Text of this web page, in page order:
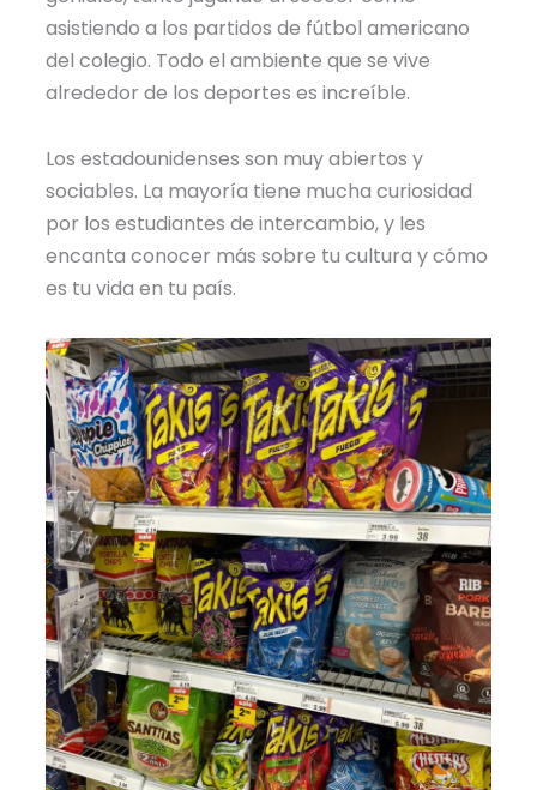
asistiendo a los partidos de fútbol americano
del colegio. Todo el ambiente que se vive
alrededor de los deportes es increíble.
Los estadounidenses son muy abiertos y
sociables. La mayoría tiene mucha curiosidad
por los estudiantes de intercambio, y les
encanta conocer más sobre tu cultura y cómo
es tu vida en tu país.